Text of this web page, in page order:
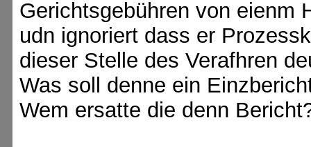
Gerichtsgebühren von eienm
udn ignoriert dass er
dieser Stelle des Verafhren
Was soll denne ein
Wem ersatte die denn